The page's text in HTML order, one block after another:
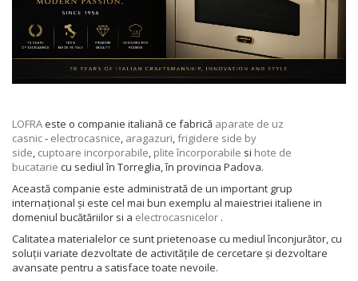
LOFRAeste o companie italiană ce fabrică aparate de uz
casnic- electrocasnice, aragazuri,frigidere side by
side, cuptoare incorporabile, plite încorporabile si hote de
bucatarie cu sediul în Torreglia, în provincia Padova.
Această companie este administrată de un important grup
internațional și este cel mai bun exemplu al maiestriei italiene in
domeniul bucătăriilor si a electrocasnicelor .
Calitatea materialelor ce sunt prietenoase cu mediul înconjurător, cu
soluții variate dezvoltate de activitățile de cercetare și dezvoltare
avansate pentru a satisface toate nevoile.